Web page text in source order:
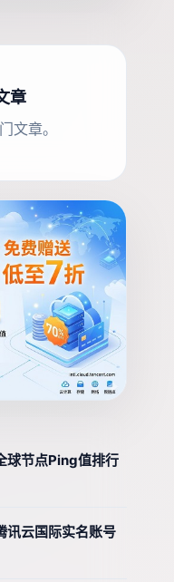
章
文章。
球节点Ping值排行
讯云国际实名账号